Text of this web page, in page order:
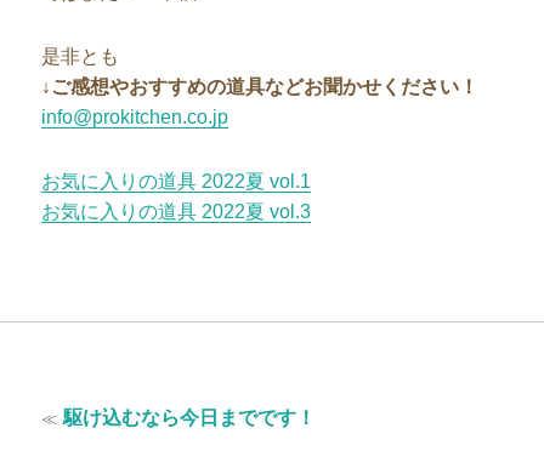
是非とも
↓ご感想やおすすめの道具などお聞かせください！
info@prokitchen.co.jp
お気に入りの道具 2022夏 vol.1
お気に入りの道具 2022夏 vol.3
稿
≪ 過
駆け込むなら今日までです！